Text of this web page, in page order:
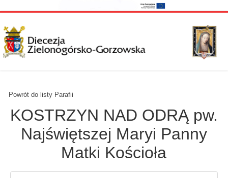
Powrót do listy Parafii
KOSTRZYN NAD ODRĄ pw.
Najświętszej Maryi Panny
Matki Kościoła